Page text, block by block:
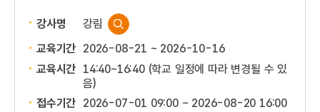
강사명
강림
교육기간 2026-08-21 ~ 2026-10-16
교육시간 14:40~16:40 (학교 일정에 따라 변경될 수 있
음)
접수기간 2026-07-01 09:00 ~ 2026-08-20 16:00